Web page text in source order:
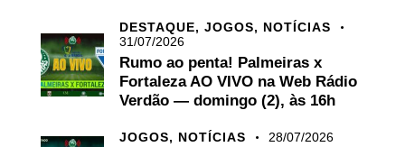
DESTAQUE, JOGOS, NOTÍCIAS
31/07/2026
Rumo ao penta! Palmeiras x
Fortaleza AO VIVO na Web Rádio
Verdão — domingo (2), às 16h
JOGOS, NOTÍCIAS 28/07/2026